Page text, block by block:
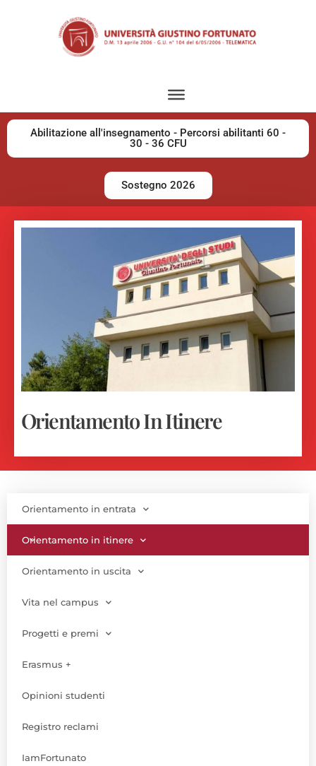
Abilitazione all'insegnamento - Percorsi abilitanti 60 -
30 - 36 CFU
Sostegno 2026
Orientamento In Itinere
Orientamento in entrata
Orientamento in itinere
Orientamento in uscita
Vita nel campus
Progetti e premi
Erasmus +
Opinioni studenti
Registro reclami
IamFortunato